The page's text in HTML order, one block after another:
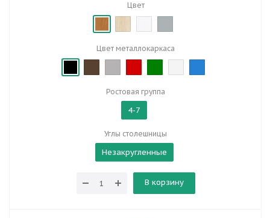
Цвет
Цвет металлокаркаса
Ростовая группа
4-7
Углы столешницы
Незакругленные
В корзину